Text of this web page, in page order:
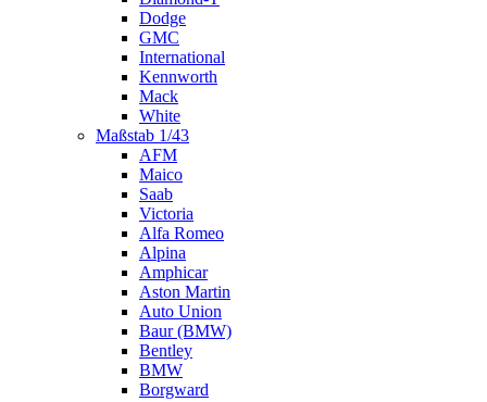
Dodge
GMC
International
Kennworth
Mack
White
Maßstab 1/43
AFM
Maico
Saab
Victoria
Alfa Romeo
Alpina
Amphicar
Aston Martin
Auto Union
Baur (BMW)
Bentley
BMW
Borgward